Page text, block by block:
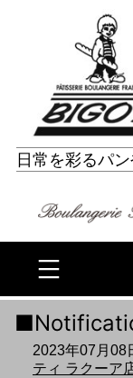
へ
プ
ビゴの
日常を彩るパ
2023年07月08
ティ ラクーア